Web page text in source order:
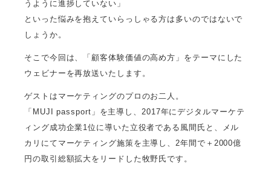
うように進捗していない」
といった悩みを抱えていらっしゃる方は多いのではないで
しょうか。
そこで今回は、「顧客体験価値の高め方」をテーマにした
ウェビナーを再放送いたします。
ゲストはマーケティングのプロのお二人。
「MUJI passport」を主導し、2017年にデジタルマーケテ
ィング成功企業1位に導いた立役者である風間氏と、メル
カリにてマーケティング施策を主導し、2年間で＋2000億
円の取引総額拡大をリードした牧野氏です。